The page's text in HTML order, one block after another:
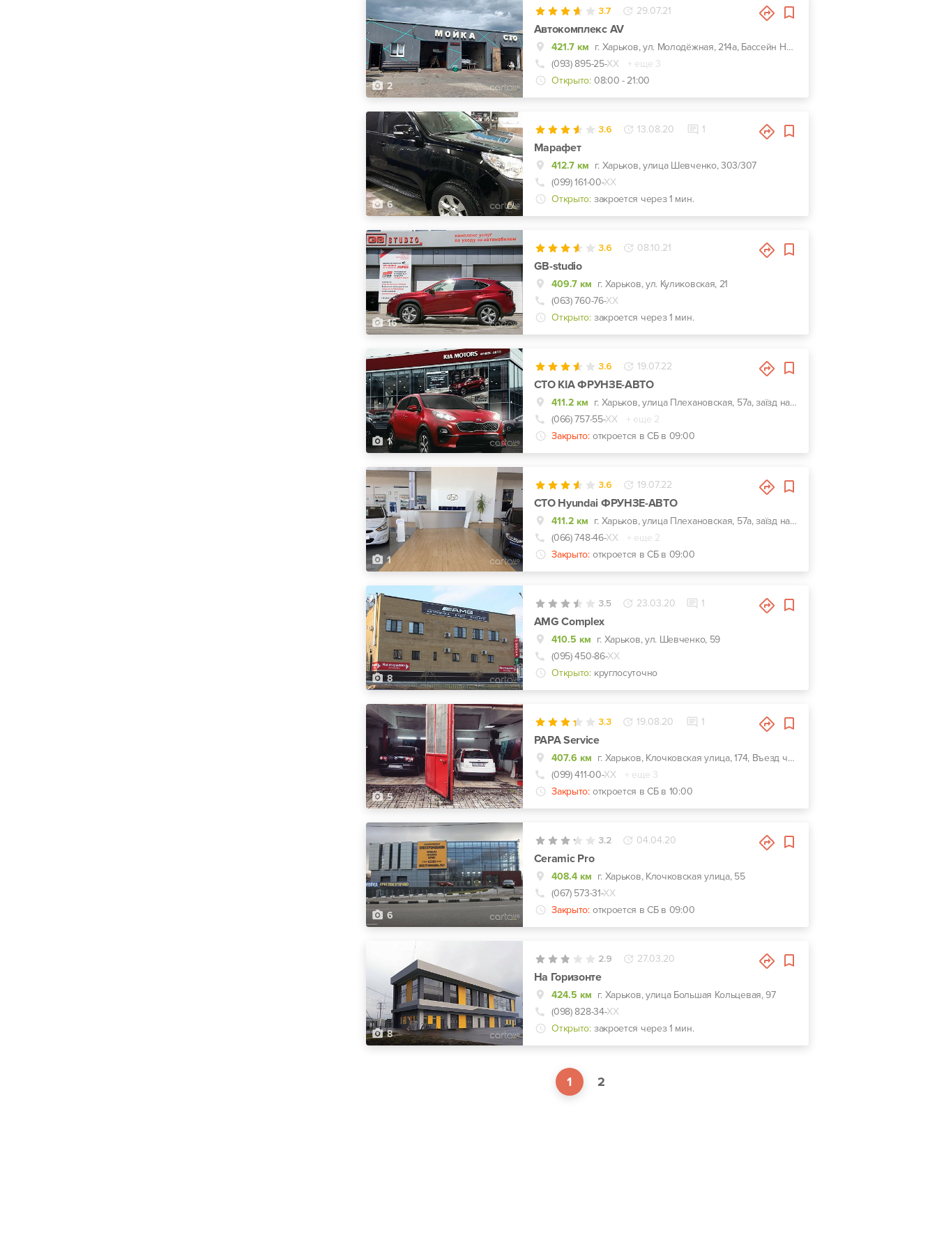
2
3.7 29.07.21
Автокомплекс AV
421.7 км
г. Харьков, ул. Молодёжная, 214а, Бассейн Нептун
(093) 895-25-ХХ
+ еще 3
Открыто: 08:00 - 21:00
6
3.6 13.08.20 1
Марафет
412.7 км г. Харьков, улица Шевченко, 303/307
(099) 161-00-ХХ
Открыто: закроется через 1 мин.
16
3.6 08.10.21
GB-studio
409.7 км г. Харьков, ул. Куликовская, 21
(063) 760-76-ХХ
Открыто: закроется через 1 мин.
1
3.6 19.07.22
СТО KIA ФРУНЗЕ-АВТО
411.2 км
г. Харьков, улица Плехановская, 57а, заїзд навпроти центрального входу Металіст
(066) 757-55-ХХ
+ еще 2
Закрыто: откроется в СБ в 09:00
1
3.6 19.07.22
СТО Hyundai ФРУНЗЕ-АВТО
411.2 км
г. Харьков, улица Плехановская, 57а, заїзд навпроти центрального входу Металіст
(066) 748-46-ХХ
+ еще 2
Закрыто: откроется в СБ в 09:00
8
3.5 23.03.20 1
AMG Complex
410.5 км г. Харьков, ул. Шевченко, 59
(095) 450-86-ХХ
Открыто: круглосуточно
5
3.3 19.08.20 1
PAPA Service
407.6 км
г. Харьков, Клочковская улица, 174, Въезд через ворота возле кафе "Первый Грузинский"
(099) 411-00-ХХ
+ еще 3
Закрыто: откроется в СБ в 10:00
6
3.2 04.04.20
Ceramic Pro
408.4 км г. Харьков, Клочковская улица, 55
(067) 573-31-ХХ
Закрыто: откроется в СБ в 09:00
8
2.9 27.03.20
На Горизонте
424.5 км г. Харьков, улица Большая Кольцевая, 97
(098) 828-34-ХХ
Открыто: закроется через 1 мин.
1 2